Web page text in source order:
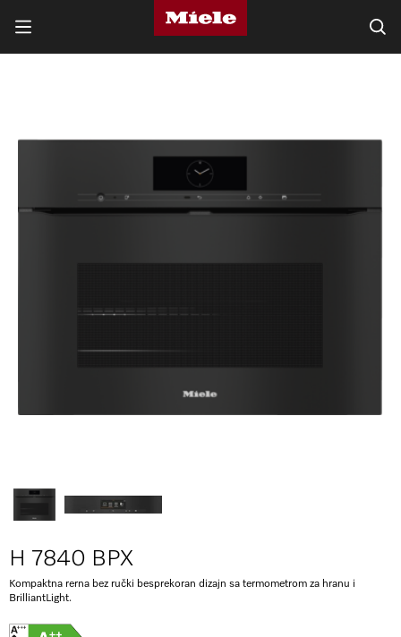
H 7840 BPX
Kompaktna rerna bez ručki besprekoran dizajn sa termometrom za hranu i
BrilliantLight.